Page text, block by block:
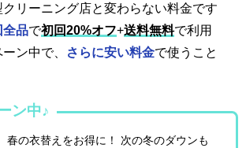
リーニング店と変わらない料金です
全品で初回20%オフ+送料無料で利用
ン中で、
さらに安い料金で使うこと
ン中♪
春の衣替えをお得に！ 次の冬のダウンも